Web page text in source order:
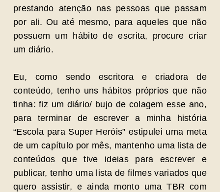
prestando atenção nas pessoas que passam
por ali. Ou até mesmo, para aqueles que não
possuem um hábito de escrita, procure criar
um diário.
Eu, como sendo escritora e criadora de
conteúdo, tenho uns hábitos próprios que não
tinha: fiz um diário/ bujo de colagem esse ano,
para terminar de escrever a minha história
“Escola para Super Heróis” estipulei uma meta
de um capítulo por mês, mantenho uma lista de
conteúdos que tive ideias para escrever e
publicar, tenho uma lista de filmes variados que
quero assistir, e ainda monto uma TBR com